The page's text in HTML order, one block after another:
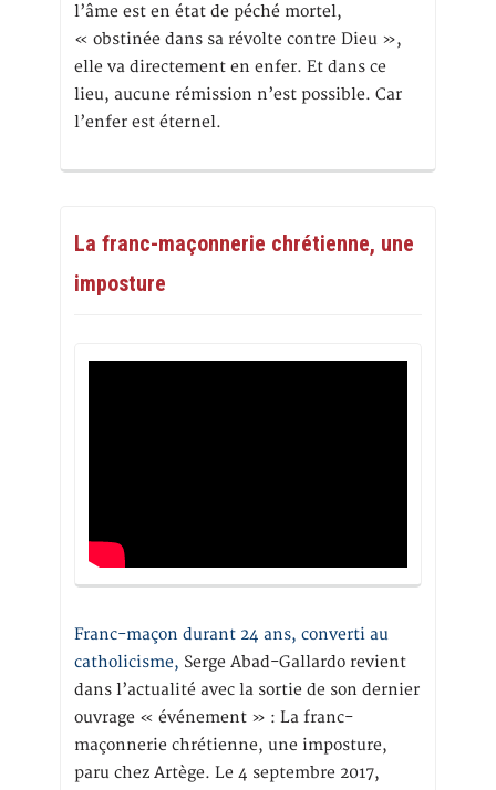
l’âme est en état de péché mortel,
« obstinée dans sa révolte contre Dieu »,
elle va directement en enfer. Et dans ce
lieu, aucune rémission n’est possible. Car
l’enfer est éternel.
La franc-maçonnerie chrétienne, une
imposture
Franc-maçon durant 24 ans, converti au
catholicisme, Serge Abad-Gallardo revient
dans l’actualité avec la sortie de son dernier
ouvrage « événement » : La franc-
maçonnerie chrétienne, une imposture,
paru chez Artège. Le 4 septembre 2017,